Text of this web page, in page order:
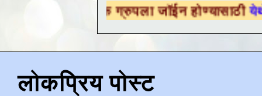
ग्रुपला जॉईन होण्यासाठीयेथे क्लिक करा .
लोकप्रिय पोस्ट